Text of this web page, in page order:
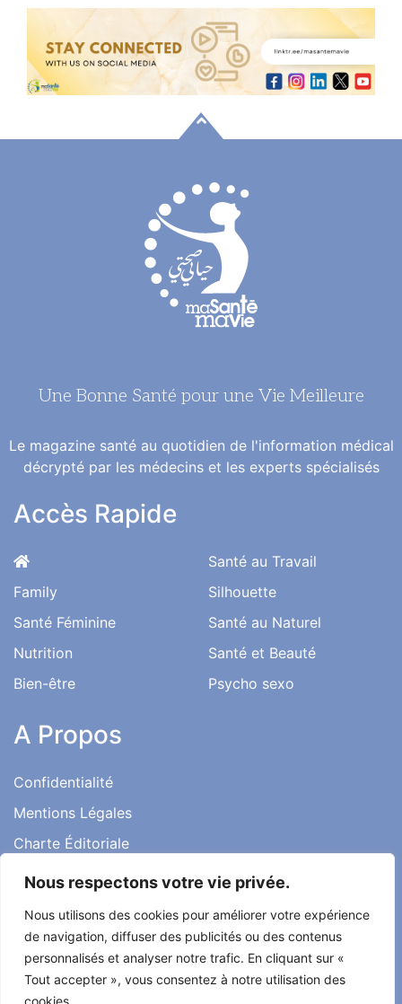
Nous respectons votre vie privée.
Nous utilisons des cookies pour améliorer votre expérience
de navigation, diffuser des publicités ou des contenus
personnalisés et analyser notre trafic. En cliquant sur «
Tout accepter », vous consentez à notre utilisation des
cookies.
Une Bonne Santé pour une Vie Meilleure
Le magazine santé au quotidien de l'information médical
décrypté par les médecins et les experts spécialisés
Accès Rapide
Family
Santé Féminine
Nutrition
Bien-être
Santé au Travail
Silhouette
Santé au Naturel
Santé et Beauté
Psycho sexo
A Propos
Confidentialité
Mentions Légales
Charte Éditoriale
Conditions d’utilisation
Témoignages